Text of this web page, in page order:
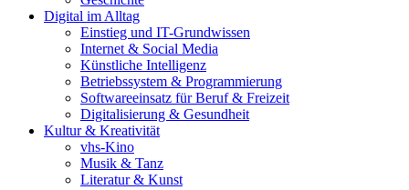
Digital im Alltag
Einstieg und IT-Grundwissen
Internet & Social Media
Künstliche Intelligenz
Betriebssystem & Programmierung
Softwareeinsatz für Beruf & Freizeit
Digitalisierung & Gesundheit
Kultur & Kreativität
vhs-Kino
Musik & Tanz
Literatur & Kunst